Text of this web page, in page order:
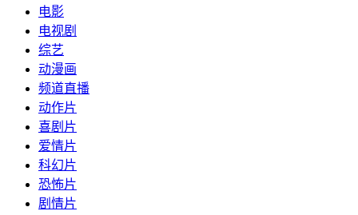
电影
电视剧
综艺
动漫画
频道直播
动作片
喜剧片
爱情片
科幻片
恐怖片
剧情片